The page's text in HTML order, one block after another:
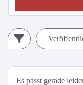
Es passt gerade